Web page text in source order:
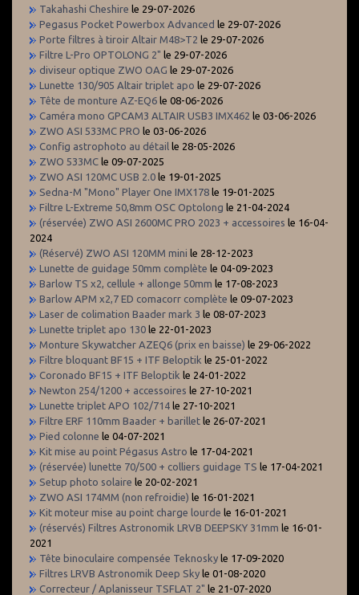
Takahashi Cheshire le 29-07-2026
Pegasus Pocket Powerbox Advanced le 29-07-2026
Porte filtres à tiroir Altair M48>T2 le 29-07-2026
Filtre L-Pro OPTOLONG 2" le 29-07-2026
diviseur optique ZWO OAG le 29-07-2026
Lunette 130/905 Altair triplet apo le 29-07-2026
Tête de monture AZ-EQ6 le 08-06-2026
Caméra mono GPCAM3 ALTAIR USB3 IMX462 le 03-06-2026
ZWO ASI 533MC PRO le 03-06-2026
Config astrophoto au détail le 28-05-2026
ZWO 533MC le 09-07-2025
ZWO ASI 120MC USB 2.0 le 19-01-2025
Sedna-M "Mono" Player One IMX178 le 19-01-2025
Filtre L-Extreme 50,8mm OSC Optolong le 21-04-2024
(réservée) ZWO ASI 2600MC PRO 2023 + accessoires le 16-04-
2024
(Réservé) ZWO ASI 120MM mini le 28-12-2023
Lunette de guidage 50mm complète le 04-09-2023
Barlow TS x2, cellule + allonge 50mm le 17-08-2023
Barlow APM x2,7 ED comacorr complète le 09-07-2023
Laser de colimation Baader mark 3 le 08-07-2023
Lunette triplet apo 130 le 22-01-2023
Monture Skywatcher AZEQ6 (prix en baisse) le 29-06-2022
Filtre bloquant BF15 + ITF Beloptik le 25-01-2022
Coronado BF15 + ITF Beloptik le 24-01-2022
Newton 254/1200 + accessoires le 27-10-2021
Lunette triplet APO 102/714 le 27-10-2021
Filtre ERF 110mm Baader + barillet le 26-07-2021
Pied colonne le 04-07-2021
Kit mise au point Pégasus Astro le 17-04-2021
(réservée) lunette 70/500 + colliers guidage TS le 17-04-2021
Setup photo solaire le 20-02-2021
ZWO ASI 174MM (non refroidie) le 16-01-2021
Kit moteur mise au point charge lourde le 16-01-2021
(réservés) Filtres Astronomik LRVB DEEPSKY 31mm le 16-01-
2021
Tête binoculaire compensée Teknosky le 17-09-2020
Filtres LRVB Astronomik Deep Sky le 01-08-2020
Correcteur / Aplanisseur TSFLAT 2" le 21-07-2020